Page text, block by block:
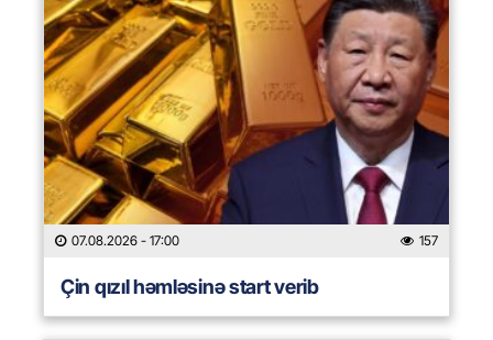
07.08.2026 - 17:00 157
Çin qızıl həmləsinə start verib